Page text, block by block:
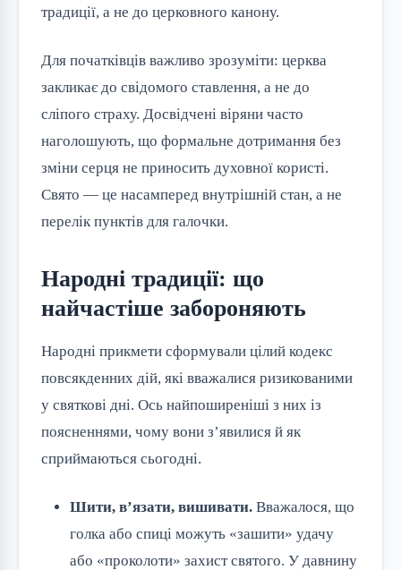
традиції, а не до церковного канону.
Для початківців важливо зрозуміти: церква
закликає до свідомого ставлення, а не до
сліпого страху. Досвідчені віряни часто
наголошують, що формальне дотримання без
зміни серця не приносить духовної користі.
Свято — це насамперед внутрішній стан, а не
перелік пунктів для галочки.
Народні традиції: що
найчастіше забороняють
Народні прикмети сформували цілий кодекс
повсякденних дій, які вважалися ризикованими
у святкові дні. Ось найпоширеніші з них із
поясненнями, чому вони з’явилися й як
сприймаються сьогодні.
Шити, в’язати, вишивати. Вважалося, що
голка або спиці можуть «зашити» удачу
або «проколоти» захист святого. У давнину